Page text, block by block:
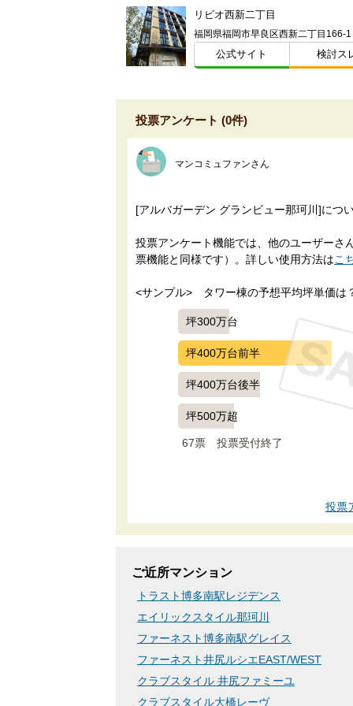
リビオ西新二丁目
公式サイト 検討ス
投票アンケート (0件)
マンコミュファンさん
[アルバガーデン グランビュー那珂川]につ
投票アンケート機能では、他のユーザーさ
票機能と同様です）。詳しい使用方法は こ
<サンプル>　タワー棟の予想平均坪単価は
坪300万台
坪400万台前半
坪400万台後半
坪500万超
67票 投票受付終了
投票
ご近所マンション
トラスト博多南駅レジデンス
エイリックスタイル那珂川
ファーネスト博多南駅グレイス
ファーネスト井尻ルシエEAST/WEST
クラブスタイル 井尻ファミーユ
クラブスタイル大橋レーヴ